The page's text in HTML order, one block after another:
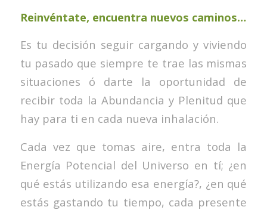
Reinvéntate, encuentra nuevos caminos…
Es tu decisión seguir cargando y viviendo
tu pasado que siempre te trae las mismas
situaciones ó darte la oportunidad de
recibir toda la Abundancia y Plenitud que
hay para ti en cada nueva inhalación.
Cada vez que tomas aire, entra toda la
Energía Potencial del Universo en tí; ¿en
qué estás utilizando esa energía?, ¿en qué
estás gastando tu tiempo, cada presente